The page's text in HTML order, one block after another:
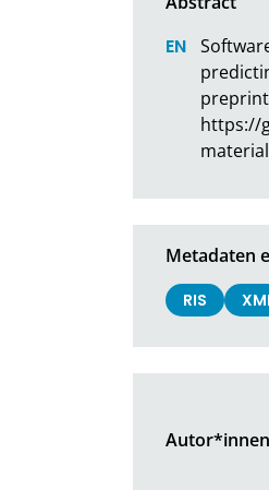
https://
Metadaten
RIS